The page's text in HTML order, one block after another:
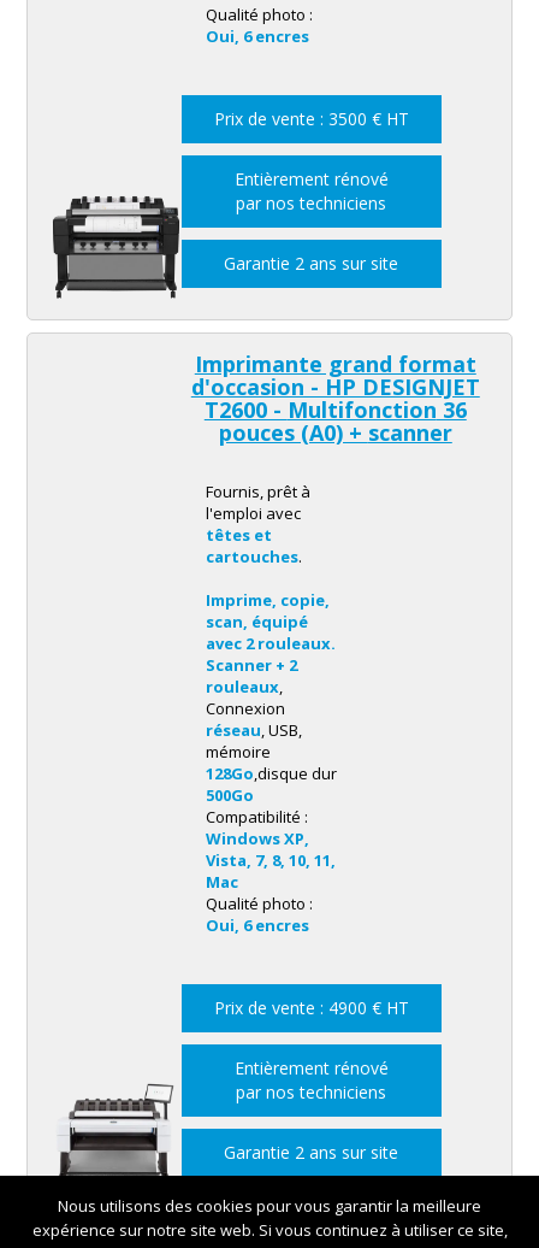
Qualité photo :
Oui, 6 encres
Prix de vente : 3500 € HT
Entièrement rénové
par nos techniciens
Garantie 2 ans sur site
2 rouleaux
2 rouleaux, scanner A0
Imprimante grand format
d'occasion - HP DESIGNJET
T2600 - Multifonction 36
pouces (A0) + scanner
Fournis, prêt à
l'emploi avec
têtes et
cartouches.
Imprime, copie,
scan, équipé
avec 2 rouleaux.
Scanner + 2
rouleaux,
Connexion
réseau, USB,
mémoire
128Go,disque dur
500Go
Compatibilité :
Windows XP,
Vista, 7, 8, 10, 11,
Mac
Qualité photo :
Oui, 6 encres
Prix de vente : 4900 € HT
Entièrement rénové
par nos techniciens
Garantie 2 ans sur site
Nous utilisons des cookies pour vous garantir la meilleure
expérience sur notre site web. Si vous continuez à utiliser ce site,